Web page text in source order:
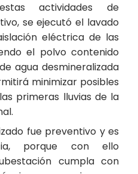
actividades de
se ejecutó el lavado
eléctrica de las
el polvo contenido
agua desmineralizada
minimizar posibles
primeras lluvias de la
fue preventivo y es
porque con ello
cumpla con